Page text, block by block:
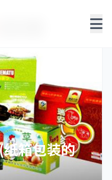
箱包装的